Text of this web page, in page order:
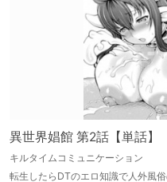
異世界娼館 第2話【単話】
キルタイムコミュニケーション
転生したらDTのエロ知識で人外風